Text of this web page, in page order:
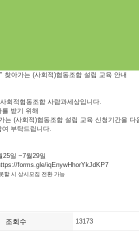
찾아가는 (사회적)협동조합 설립 교육 안내
회적협동조합 사람과세상입니다.
받기 위해
는 (사회적)협동조합 설립 교육 신청기간을 다
부탁드립니다.
25일 ~7월29일
forms.gle/iqEnywHhorYkJdKP7
할 시 상시모집 전환 가능
조회수 13173